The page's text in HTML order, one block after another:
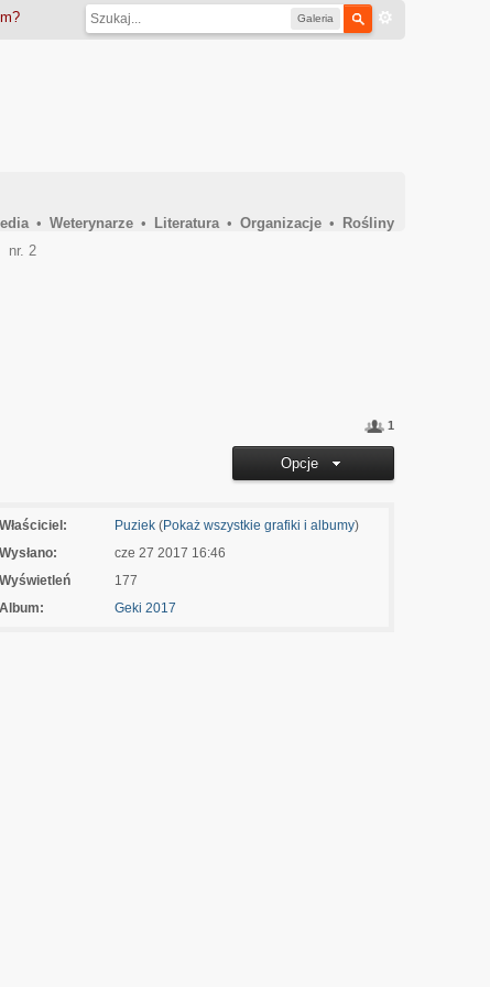
Galeria
• Weterynarze • Literatura • Organizacje •
Rośliny
nr. 2
1
Opcje
Właściciel: Puziek(Pokaż wszystkie grafiki i albumy)
Wysłano:
cze 27 2017 16:46
Wyświetleń
177
Album:
Geki 2017